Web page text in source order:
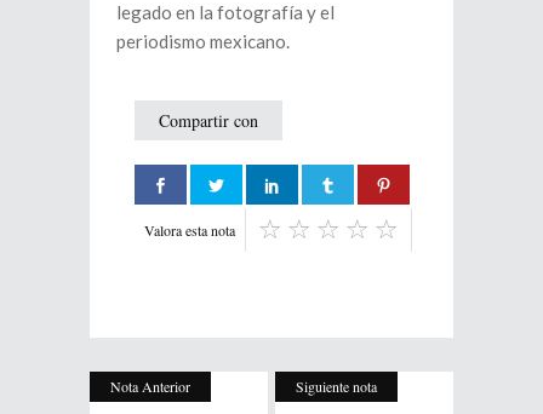
legado en la fotografía y el
periodismo mexicano.
Compartir con
Valora esta nota
Nota Anterior Siguiente nota